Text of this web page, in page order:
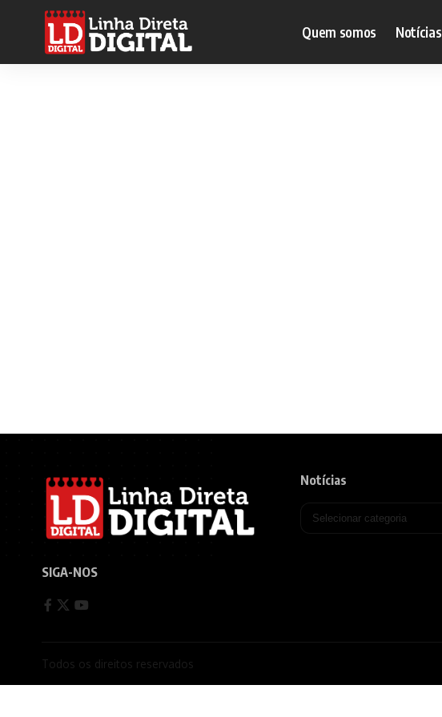
Quem somos Notícias
SIGA-NOS
Notícias
Todos os direitos reservados